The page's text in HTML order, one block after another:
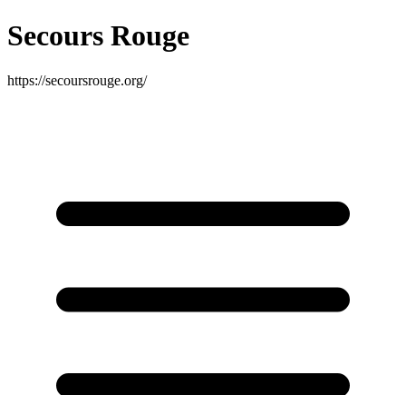
Secours Rouge
https://secoursrouge.org/